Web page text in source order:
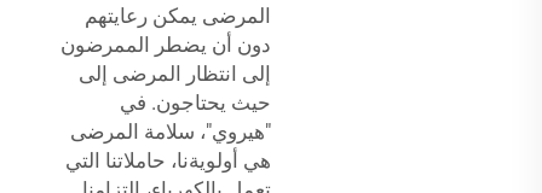
المرضى يمكن رعايتهم
دون أن يضطر الممرضون
إلى انتظار المرضى إلى
حيث يحتاجون. في
"هيروي"، سلامة المرضى
هي أولويةنا، حاملاتنا التي